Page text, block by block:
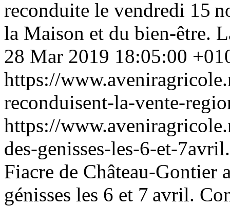
reconduite le vendredi 15
la Maison et du bien-être.
28 Mar 2019 18:05:00
https://
reconduisent-la-vente-
https://
des-genisses-les-6-et-
Fiacre de Château-Gontier
génisses les 6 et 7 avril.